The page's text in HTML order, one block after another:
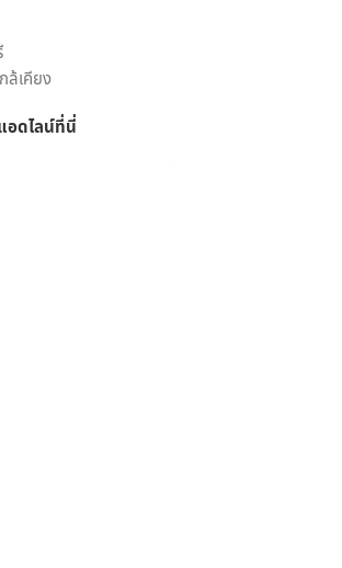
นค้าตามความต้องการของคุณ โดยลูกค้า
กไม้และรูปแบบการจัดดอกไม้ได้อย่างเต็มที่
ไม้ออนไลน์ ดุจเดือน ฟลอริสท์ ยินดีให้คำ
ารส่งของขวัญ ประเภทดอกไม้ เพื่อสร้างความ
มากที่สุด ไม่ว่าจะเป็นโอกาสพิเศษ งานเทศกาล
ถึงงานรับจัดดอกไม้จากมืออาชีพ มาก
ล้เคียง
อดไลน์ที่นี่